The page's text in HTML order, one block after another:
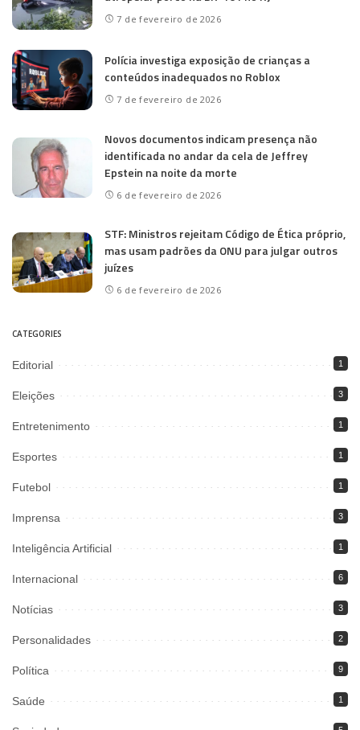
7 de fevereiro de 2026
Polícia investiga exposição de crianças a
conteúdos inadequados no Roblox
7 de fevereiro de 2026
Novos documentos indicam presença não
identificada no andar da cela de Jeffrey
Epstein na noite da morte
6 de fevereiro de 2026
STF: Ministros rejeitam Código de Ética próprio,
mas usam padrões da ONU para julgar outros
juízes
6 de fevereiro de 2026
CATEGORIES
Editorial 1
Eleições 3
Entretenimento 1
Esportes 1
Futebol 1
Imprensa 3
Inteligência Artificial 1
Internacional 6
Notícias 3
Personalidades 2
Política 9
Saúde 1